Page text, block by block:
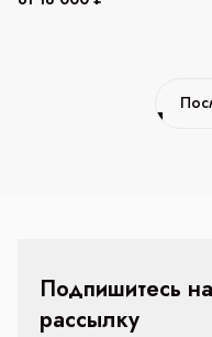
Подпишитесь
рассылку